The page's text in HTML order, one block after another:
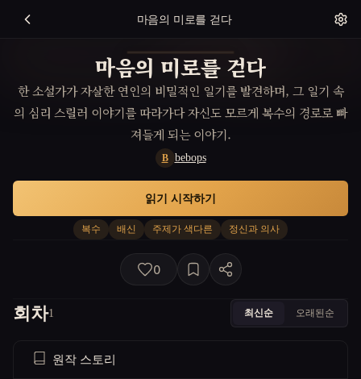
마음의 미로를 걷다
마음의 미로를 걷다
한 소설가가 자살한 연인의 비밀적인 일기를 발견하며, 그 일기 속
의 심리 스릴러 이야기를 따라가다 자신도 모르게 복수의 경로로 빠
져들게 되는 이야기.
B bebops
복수 배신 주제가 색다른 정신과 의사
읽기 시작하기
0
회차1 최신순 오래된순
원작 스토리